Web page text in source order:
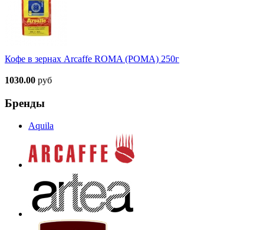
Кофе в зернах Arcaffe ROMA (РОМА) 250г
1030.00 руб
Бренды
Aquila